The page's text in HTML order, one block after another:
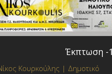
Έκπτωση -
Κουρκούλης | Δημοτικό